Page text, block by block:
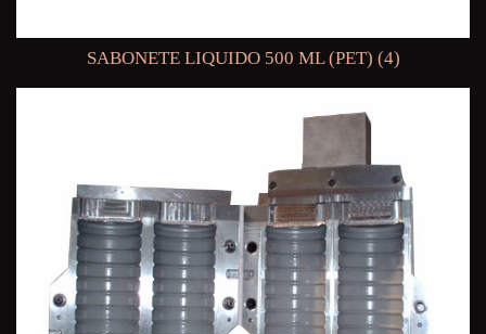
SABONETE LIQUIDO 500 ML (PET) (4)